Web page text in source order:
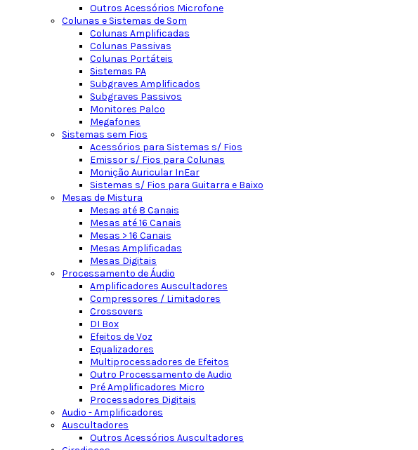
Outros Acessórios Microfone
Colunas e Sistemas de Som
Colunas Amplificadas
Colunas Passivas
Colunas Portáteis
Sistemas PA
Subgraves Amplificados
Subgraves Passivos
Monitores Palco
Megafones
Sistemas sem Fios
Acessórios para Sistemas s/ Fios
Emissor s/ Fios para Colunas
Monição Auricular InEar
Sistemas s/ Fios para Guitarra e Baixo
Mesas de Mistura
Mesas até 8 Canais
Mesas até 16 Canais
Mesas > 16 Canais
Mesas Amplificadas
Mesas Digitais
Processamento de Áudio
Amplificadores Auscultadores
Compressores / Limitadores
Crossovers
DI Box
Efeitos de Voz
Equalizadores
Multiprocessadores de Efeitos
Outro Processamento de Audio
Pré Amplificadores Micro
Processadores Digitais
Audio - Amplificadores
Auscultadores
Outros Acessórios Auscultadores